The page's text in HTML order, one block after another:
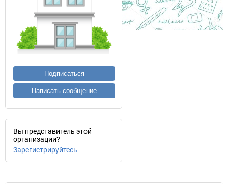
Подписаться
Написать сообщение
Вы представитель этой
организации?
Зарегистрируйтесь